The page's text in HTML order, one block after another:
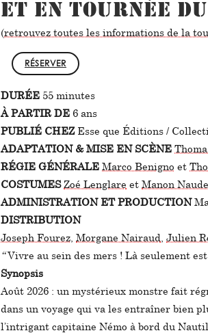
et en tournée
(retrouvez toutes les informations de la
RÉSERVER
DURÉE 55 minutes
À PARTIR DE 6 ans
PUBLIÉ CHEZ Esse que Éditions /
ADAPTATION & MISE EN SCÈNE
RÉGIE GÉNÉRALE Marco Benigno et
COSTUMES Zoé Lenglare et Manon
ADMINISTRATION ET PRODUCTION
DISTRIBUTION
Joseph Fourez Morgane Nairaud Julien
“Vivre au sein des mers ! Là seulement
Synopsis
Août 2026 : un mystérieux monstre fait
dans un voyage qui va les entraîner bien
l’intrigant capitaine Némo à bord du